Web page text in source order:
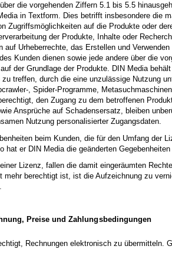
die vorgehenden Ziffern 5.1 bis 5.5
in Textform. Dies betrifft insbesondere die
Zugriffsmöglichkeiten auf die Produkte oder
der Produkte, Inhalte oder
auf Urheberrechte, das Erstellen und
Kunden dienen sowie jede andere über die
der Grundlage der Produkte. DIN Media
treffen, durch die eine unzulässige Nutzung
, Spider-Programme,
den Zugang zu dem betroffenen
Ansprüche auf Schadensersatz, bleiben
Nutzung personalisierter Zugangsdaten.
beim Kunden, die für den Umfang der
hat er DIN Media die geänderten
Lizenz, fallen die damit eingeräumten
mehr berechtigt ist, ist die Aufzeichnung zu
Preise und Zahlungsbedingungen
Rechnungen elektronisch zu übermitteln.